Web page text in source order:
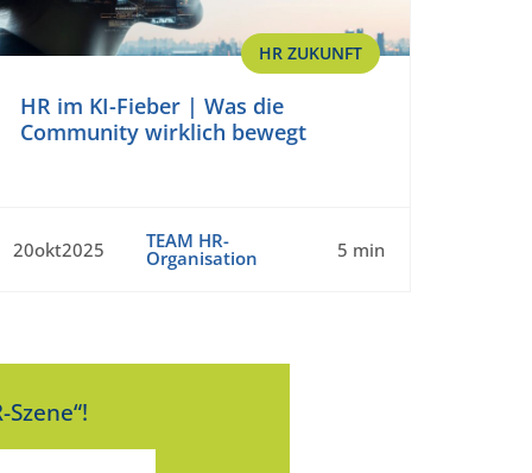
HR ZUKUNFT
HR im KI-Fieber | Was die
Community wirklich bewegt
20okt2025 TEAM HR-
Organisation 5 min